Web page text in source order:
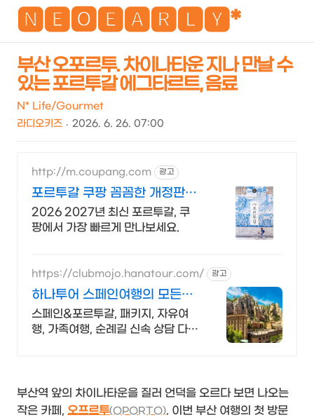
🅽🅴🅾🅴🅰🆁🅻🆈*
부산 오포르투. 차이나타운 지나 만날 수
있는 포르투갈 에그타르트, 음료
N* Life/Gourmet
라디오키즈
2026. 6. 26. 07:00
http://m.coupang.com 광고
포르투갈 쿠팡 꼼꼼한 개정판으
로 안심
2026 2027년 최신 포르투갈, 쿠
팡에서 가장 빠르게 만나보세요.
https://clubmojo.hanatour.com/ 광고
하나투어 스페인여행의 모든것
하나투어 공식인증 예약센터
스페인&포르투갈, 패키지, 자유여
행, 가족여행, 순례길 신속 상담 다양
부산역 앞의 차이나타운을 질러 언덕을 오르다 보면 나오는
작은 카페, 오프르투(OPORTO). 이번 부산 여행의 첫 방문